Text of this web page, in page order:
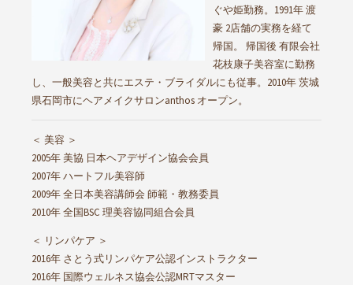
ぐや姫勤務。1991年 渡
豪 2店舗の実務を経て
帰国。 帰国後 有限会社
花枝康子美容室に勤務
し、一般美容と共にエステ・ブライダルにも従事。2010年 茨城
県石岡市にヘアメイクサロンanthos オープン。
＜ 美容 ＞
2005年 美協 日本ヘアデザイン協会会員
2007年 ハートフル美容師
2009年 全日本美容講師会 師範・教務委員
2010年 全国BSC 理美容協同組合会員
＜ リンパケア ＞
2016年 さとう式リンパケア公認インストラクター
2016年 国際ウェルネス協会公認MRTマスター